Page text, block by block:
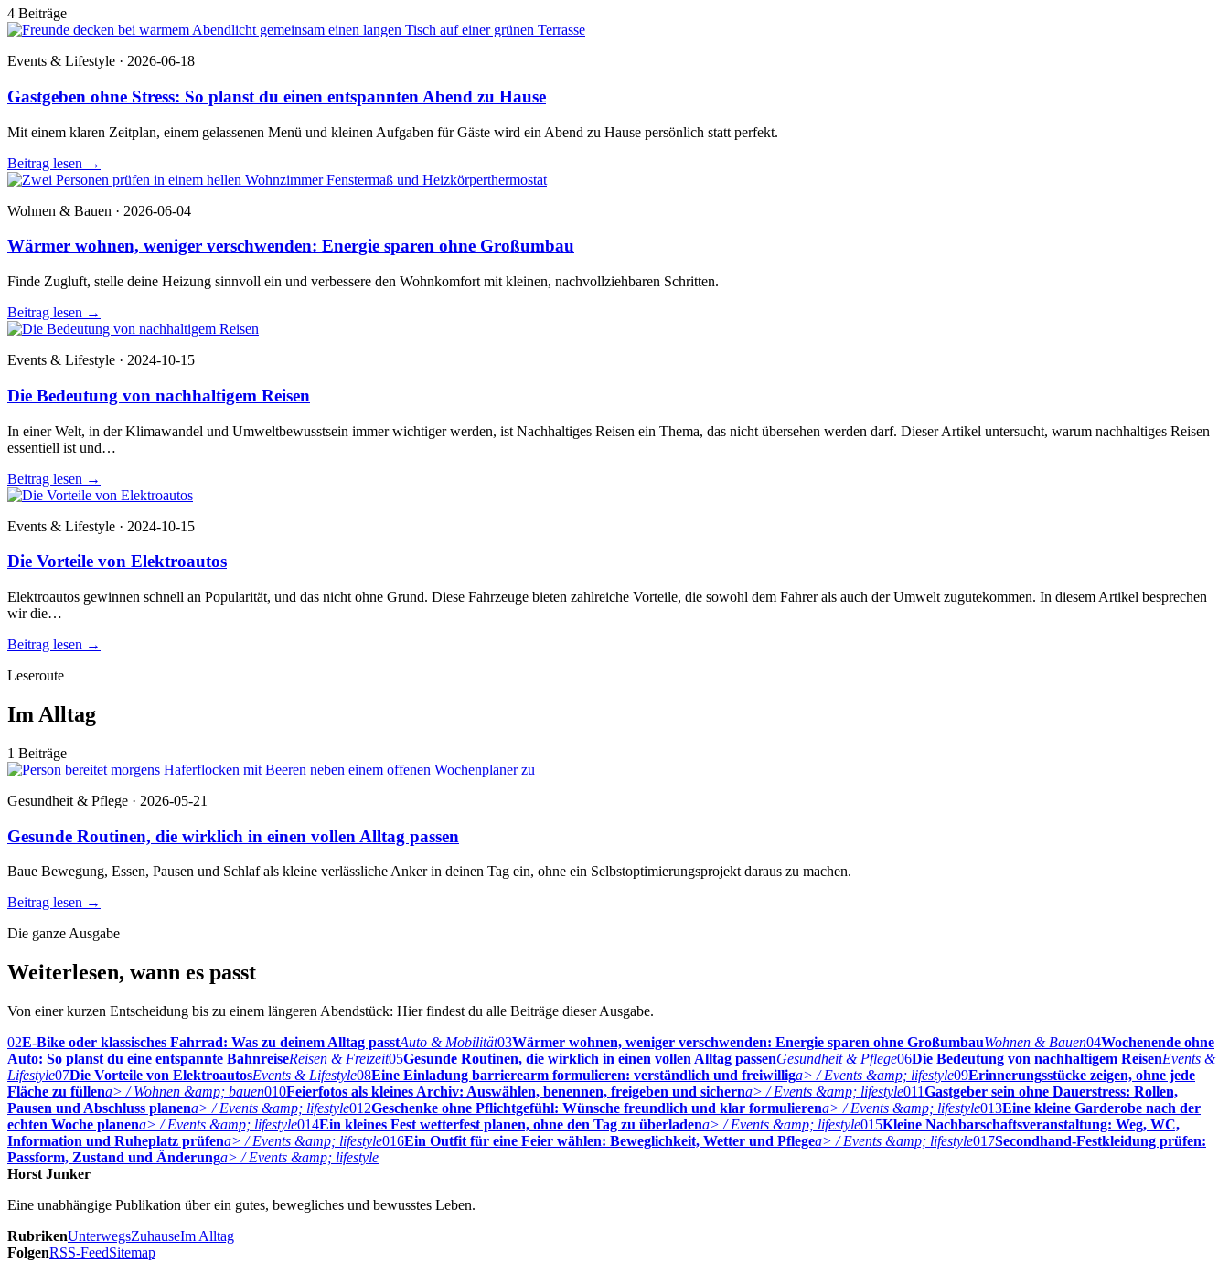
4 Beiträge
Events & Lifestyle · 2026-06-18
Gastgeben ohne Stress: So planst du einen entspannten Abend zu Hause
Mit einem klaren Zeitplan, einem gelassenen Menü und kleinen Aufgaben für Gäste wird ein Abend zu Hause persönlich statt perfekt.
Beitrag lesen →
Wohnen & Bauen · 2026-06-04
Wärmer wohnen, weniger verschwenden: Energie sparen ohne Großumbau
Finde Zugluft, stelle deine Heizung sinnvoll ein und verbessere den Wohnkomfort mit kleinen, nachvollziehbaren Schritten.
Beitrag lesen →
Events & Lifestyle · 2024-10-15
Die Bedeutung von nachhaltigem Reisen
In einer Welt, in der Klimawandel und Umweltbewusstsein immer wichtiger werden, ist Nachhaltiges Reisen ein Thema, das nicht übersehen werden darf. Dieser Artikel untersucht, warum nachhaltiges Reisen
essentiell ist und…
Beitrag lesen →
Events & Lifestyle · 2024-10-15
Die Vorteile von Elektroautos
Elektroautos gewinnen schnell an Popularität, und das nicht ohne Grund. Diese Fahrzeuge bieten zahlreiche Vorteile, die sowohl dem Fahrer als auch der Umwelt zugutekommen. In diesem Artikel besprechen
wir die…
Beitrag lesen →
Leseroute
Im Alltag
1 Beiträge
Gesundheit & Pflege · 2026-05-21
Gesunde Routinen, die wirklich in einen vollen Alltag passen
Baue Bewegung, Essen, Pausen und Schlaf als kleine verlässliche Anker in deinen Tag ein, ohne ein Selbstoptimierungsprojekt daraus zu machen.
Beitrag lesen →
Die ganze Ausgabe
Weiterlesen, wann es passt
Von einer kurzen Entscheidung bis zu einem längeren Abendstück: Hier findest du alle Beiträge dieser Ausgabe.
02E-Bike oder klassisches Fahrrad: Was zu deinem Alltag passtAuto & Mobilität03Wärmer wohnen, weniger verschwenden: Energie sparen ohne GroßumbauWohnen & Bauen04Wochenende ohne
Auto: So planst du eine entspannte BahnreiseReisen & Freizeit05Gesunde Routinen, die wirklich in einen vollen Alltag passenGesundheit & Pflege06Die Bedeutung von nachhaltigem ReisenEvents &
Lifestyle07Die Vorteile von ElektroautosEvents & Lifestyle08Eine Einladung barrierearm formulieren: verständlich und freiwilliga> / Events &amp; lifestyle09Erinnerungsstücke zeigen, ohne jede
Fläche zu füllena> / Wohnen &amp; bauen010Feierfotos als kleines Archiv: Auswählen, benennen, freigeben und sicherna> / Events &amp; lifestyle011Gastgeber sein ohne Dauerstress: Rollen,
Pausen und Abschluss planena> / Events &amp; lifestyle012Geschenke ohne Pflichtgefühl: Wünsche freundlich und klar formulierena> / Events &amp; lifestyle013Eine kleine Garderobe nach der
echten Woche planena> / Events &amp; lifestyle014Ein kleines Fest wetterfest planen, ohne den Tag zu überladena> / Events &amp; lifestyle015Kleine Nachbarschaftsveranstaltung: Weg, WC,
Information und Ruheplatz prüfena> / Events &amp; lifestyle016Ein Outfit für eine Feier wählen: Beweglichkeit, Wetter und Pflegea> / Events &amp; lifestyle017Secondhand-Festkleidung prüfen:
Passform, Zustand und Änderunga> / Events &amp; lifestyle
Horst Junker
Eine unabhängige Publikation über ein gutes, bewegliches und bewusstes Leben.
RubrikenUnterwegsZuhauseIm Alltag
FolgenRSS-FeedSitemap